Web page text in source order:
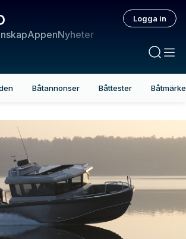
AppenNyheter
Logga in
Båtannonser Båttester